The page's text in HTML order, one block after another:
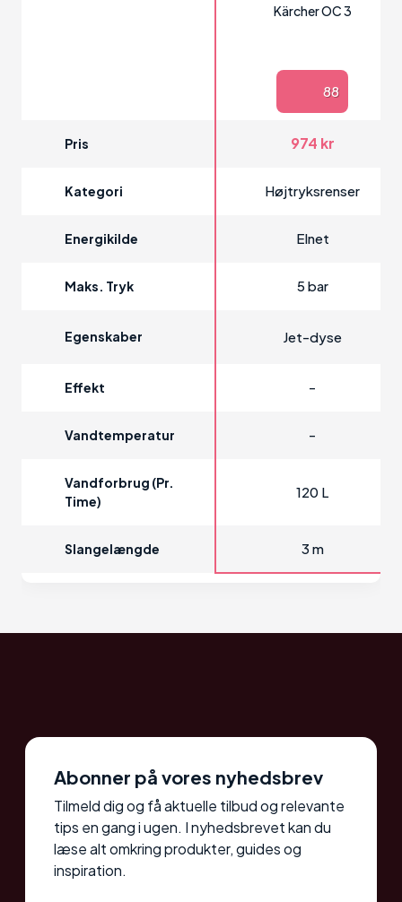
Kärcher OC 3
88
Pris 974 kr
Kategori Højtryksrenser
Energikilde Elnet
Maks. Tryk 5 bar
Egenskaber Jet-dyse
Effekt -
Vandtemperatur -
Vandforbrug (pr.
Time)
120 L
Slangelængde 3 m
Abonner på vores nyhedsbrev
Tilmeld dig og få aktuelle tilbud og relevante
tips en gang i ugen. I nyhedsbrevet kan du
læse alt omkring produkter, guides og
inspiration.